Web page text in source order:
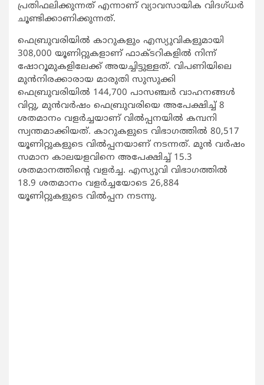
പ്രതിഫലിക്കുന്നത് എന്നാണ് വ്യാവസായിക വിദഗ്ധര്‍
ചൂണ്ടിക്കാണിക്കുന്നത്.
ഫെബ്രുവരിയില്‍ കാറുകളും എസ്യുവികളുമായി
308,000 യൂണിറ്റുകളാണ് ഫാക്ടറികളില്‍ നിന്ന്
ഷോറൂമുകളിലേക്ക് അയച്ചിട്ടുള്ളത്. വിപണിയിലെ
മുന്‍നിരക്കാരായ മാരുതി സുസുക്കി
ഫെബ്രുവരിയില്‍ 144,700 പാസഞ്ചര്‍ വാഹനങ്ങള്‍
വിറ്റു, മുന്‍വര്‍ഷം ഫെബ്രുവരിയെ അപേക്ഷിച്ച് 8
ശതമാനം വളര്‍ച്ചയാണ് വില്‍പ്പനയില്‍ കമ്പനി
സ്വന്തമാക്കിയത്. കാറുകളുടെ വിഭാഗത്തില്‍ 80,517
യൂണിറ്റുകളുടെ വില്‍പ്പനയാണ് നടന്നത്. മുന്‍ വര്‍ഷം
സമാന കാലയളവിനെ അപേക്ഷിച്ച് 15.3
ശതമാനത്തിന്‍റെ വളര്‍ച്ച. എസ്യുവി വിഭാഗത്തില്‍
18.9 ശതമാനം വളര്‍ച്ചയോടെ 26,884
യൂണിറ്റുകളുടെ വില്‍പ്പന നടന്നു.